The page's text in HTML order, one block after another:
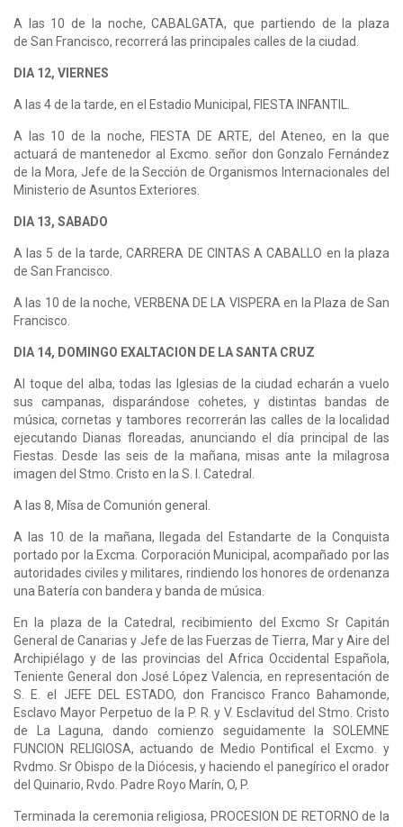
A las 10 de la noche, CABALGATA, que partiendo de la plaza
de San Francisco, recorrerá las principales calles de la ciudad.
DIA 12, VIERNES
A las 4 de la tarde, en el Estadio Municipal, FIESTA INFANTIL.
A las 10 de la noche, FIESTA DE ARTE, del Ateneo, en la que
actuará de mantenedor al Excmo. señor don Gonzalo Fernández
de la Mora, Jefe de la Sección de Organismos Internacionales del
Ministerio de Asuntos Exteriores.
DIA 13, SABADO
A las 5 de la tarde, CARRERA DE CINTAS A CABALLO en la plaza
de San Francisco.
A las 10 de la noche, VERBENA DE LA VISPERA en la Plaza de San
Francisco.
DIA 14, DOMINGO EXALTACION DE LA SANTA CRUZ
Al toque del alba, todas las Iglesias de la ciudad echarán a vuelo
sus campanas, disparándose cohetes, y distintas bandas de
música, cornetas y tambores recorrerán las calles de la localidad
ejecutando Dianas floreadas, anunciando el día principal de las
Fiestas. Desde las seis de la mañana, misas ante la milagrosa
imagen del Stmo. Cristo en la S. I. Catedral.
A las 8, Mísa de Comunión general.
A las 10 de la mañana, llegada del Estandarte de la Conquista
portado por la Excma. Corporación Municipal, acompañado por las
autoridades civiles y militares, rindiendo los honores de ordenanza
una Batería con bandera y banda de música.
En la plaza de la Catedral, recibimiento del Excmo Sr Capitán
General de Canarias y Jefe de las Fuerzas de Tierra, Mar y Aire del
Archipiélago y de las provincias del Africa Occidental Española,
Teniente General don José López Valencia, en representación de
S. E. el JEFE DEL ESTADO, don Francisco Franco Bahamonde,
Esclavo Mayor Perpetuo de la P. R. y V. Esclavitud del Stmo. Cristo
de La Laguna, dando comienzo seguidamente la SOLEMNE
FUNCION RELIGIOSA, actuando de Medio Pontifical el Excmo. y
Rvdmo. Sr Obispo de la Diócesis, y haciendo el panegírico el orador
del Quinario, Rvdo. Padre Royo Marín, O, P.
Terminada la ceremonia religiosa, PROCESION DE RETORNO de la